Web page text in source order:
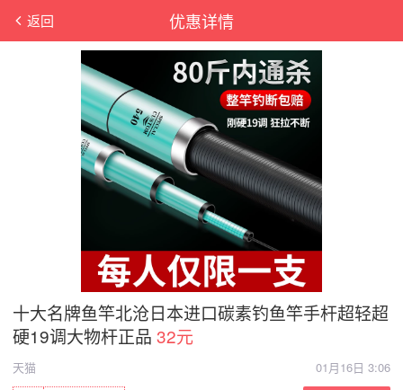
优惠详情
返回
十大名牌鱼竿北沧日本进口碳素钓鱼竿手杆超轻超
硬19调大物杆正品 32元
天猫
01月16日 3:06